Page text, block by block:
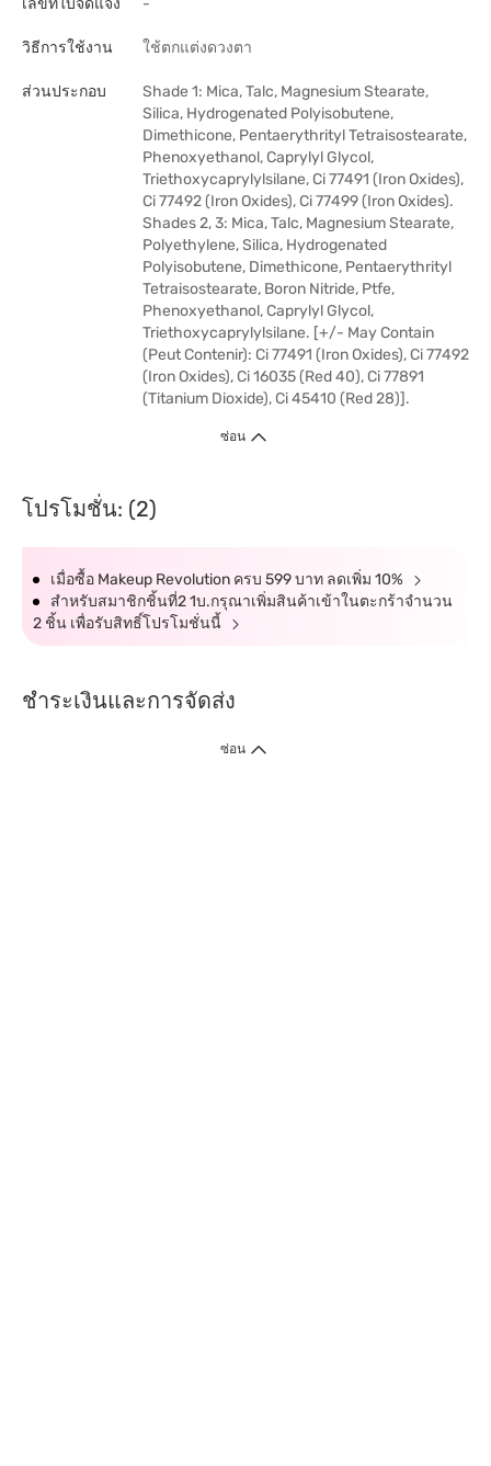
เลขที่ใบจดแจ้ง -
วิธีการใช้งาน ใช้ตกแต่งดวงตา
ส่วนประกอบ
Shade 1: Mica, Talc, Magnesium Stearate,
Silica, Hydrogenated Polyisobutene,
Dimethicone, Pentaerythrityl Tetraisostearate,
Phenoxyethanol, Caprylyl Glycol,
Triethoxycaprylylsilane, Ci 77491 (Iron Oxides),
Ci 77492 (Iron Oxides), Ci 77499 (Iron Oxides).
Shades 2, 3: Mica, Talc, Magnesium Stearate,
Polyethylene, Silica, Hydrogenated
Polyisobutene, Dimethicone, Pentaerythrityl
Tetraisostearate, Boron Nitride, Ptfe,
Phenoxyethanol, Caprylyl Glycol,
Triethoxycaprylylsilane. [+/- May Contain
(Peut Contenir): Ci 77491 (Iron Oxides), Ci 77492
(Iron Oxides), Ci 16035 (Red 40), Ci 77891
(Titanium Dioxide), Ci 45410 (Red 28)].
ซ่อน
โปรโมชั่น: (2)
เมื่อซื้อ Makeup Revolution ครบ 599 บาท ลดเพิ่ม 10%
สำหรับสมาชิกชิ้นที่2 1บ.กรุณาเพิ่มสินค้าเข้าในตะกร้าจำนวน
2 ชิ้น เพื่อรับสิทธิ์โปรโมชั่นนี้
ชำระเงินและการจัดส่ง
ซ่อน